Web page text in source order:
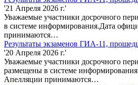
'21 Апреля 2026 г.'
Уважаемые участники досрочного
в системе информирования.Дата
принимаются…
Результаты экзаменов ГИА-11,
'20 Апреля 2026 г.'
Уважаемые участники досрочного
размещены в системе
Апелляции принимаются…